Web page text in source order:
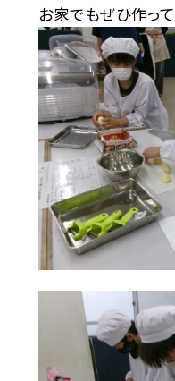
お家でもぜひ作っ